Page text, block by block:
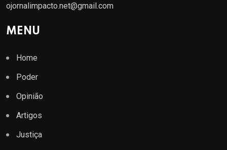
ojornalimpacto.net@gmail.com
MENU
Home
Poder
Opinião
Artigos
Justiça